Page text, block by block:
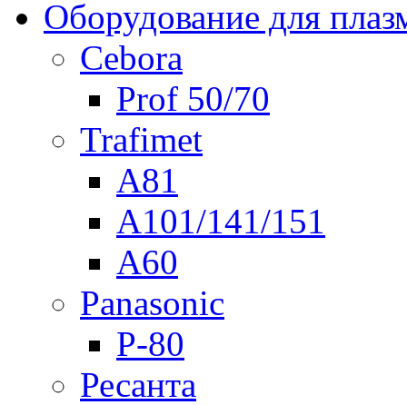
Оборудование для
Cebora
Prof 50/70
Trafimet
A81
A101/141/151
A60
Panasonic
P-80
Ресанта